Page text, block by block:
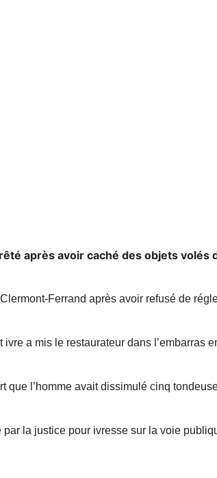
après avoir caché des objets volés
Ferrand après avoir refusé de
a mis le restaurateur dans l’embarras
que l’homme avait dissimulé cinq
la justice pour ivresse sur la voie